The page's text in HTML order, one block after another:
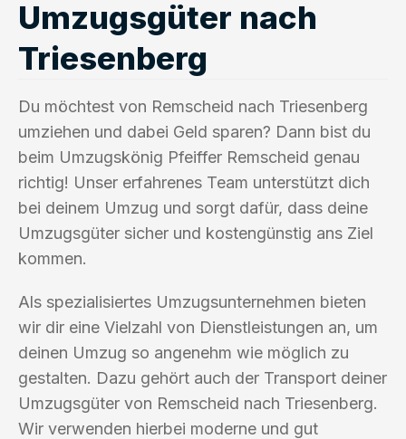
Umzugsgüter nach
Triesenberg
Du möchtest von Remscheid nach Triesenberg
umziehen und dabei Geld sparen? Dann bist du
beim Umzugskönig Pfeiffer Remscheid genau
richtig! Unser erfahrenes Team unterstützt dich
bei deinem Umzug und sorgt dafür, dass deine
Umzugsgüter sicher und kostengünstig ans Ziel
kommen.
Als spezialisiertes Umzugsunternehmen bieten
wir dir eine Vielzahl von Dienstleistungen an, um
deinen Umzug so angenehm wie möglich zu
gestalten. Dazu gehört auch der Transport deiner
Umzugsgüter von Remscheid nach Triesenberg.
Wir verwenden hierbei moderne und gut